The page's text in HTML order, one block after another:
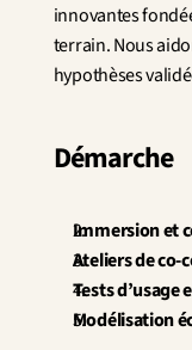
innovantes
terrain. Nous
hypothèses
Démarche
Immersion et
Ateliers de
Tests d’usage
Modélisation